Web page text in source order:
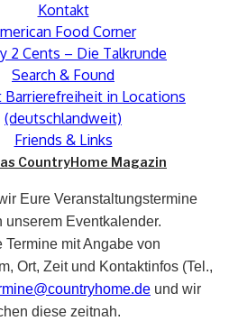
Kontakt
Food Corner
2 Cents – Die Talkrunde
Search & Found
Barrierefreiheit in Locations
(deutschlandweit)
Friends & Links
CountryHome Magazin
Eure Veranstaltungstermine
unserem Eventkalender.
Termine mit Angabe von
Ort, Zeit und Kontaktinfos (Tel.,
und wir
diese zeitnah.